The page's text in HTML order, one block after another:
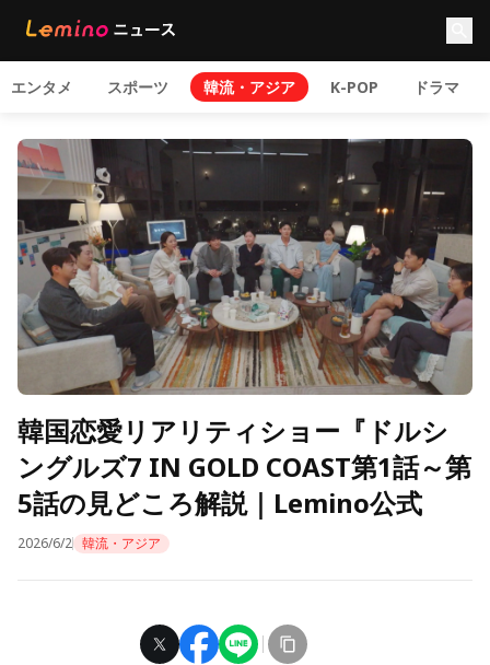
エンタメ スポーツ 韓流・アジア K-POP ドラマ
韓国恋愛リアリティショー『ドルシ
ングルズ7 IN GOLD COAST第1話～第
5話の見どころ解説｜Lemino公式
2026/6/2 韓流・アジア